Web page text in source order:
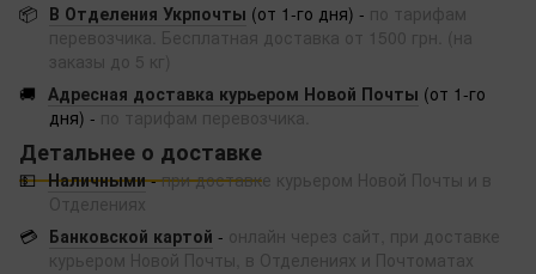
📦 В Отделения Укрпочты (от 1-го дня) - по тарифам
перевозчика. Бесплатная доставка от 1500 грн. (на
заказы до 5 кг)
🚚 Адресная доставка курьером Новой Почты (от 1-го
дня) - по тарифам перевозчика.
Детальнее о доставке
💵 Наличными-при доставке курьером Новой Почты и в
Отделениях
💳 Банковской картой - онлайн через сайт, при доставке
курьером Новой Почты, в Отделениях и Почтоматах